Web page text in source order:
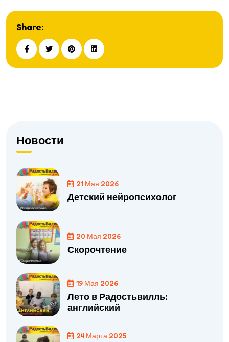
Share:
Новости
21 Мая 2026
Детский нейропсихолог
20 Мая 2026
Скорочтение
19 Мая 2026
Лето в Радостьвилль:
английский
24 Марта 2025